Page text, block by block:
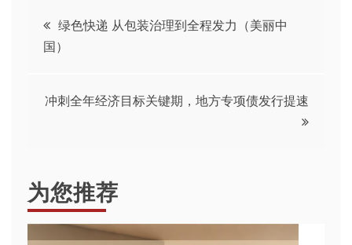
文
章
导
绿色快递 从包装治理到全程发力（美丽中
国）
冲刺全年经济目标关键期，地方专项债发行提速
为您推荐